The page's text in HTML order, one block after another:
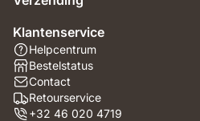
Klantenservice
Helpcentrum
Bestelstatus
Contact
Retourservice
+32 46 020 4719